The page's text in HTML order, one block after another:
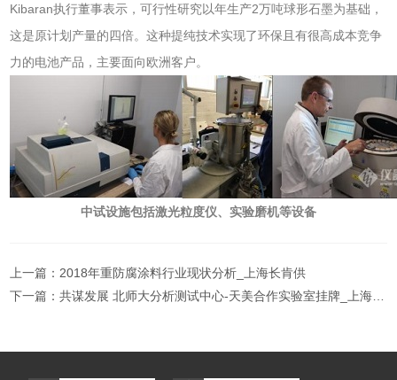
Kibaran执行董事表示，可行性研究以年生产2万吨球形石墨为基础，
这是原计划产量的四倍。这种提纯技术实现了环保且有很高成本竞争
力的电池产品，主要面向欧洲客户。
中试设施包括激光粒度仪、实验磨机等设备
上一篇： 2018年重防腐涂料行业现状分析_上海长肯供
下一篇：共谋发展 北师大分析测试中心-天美合作实验室挂牌_上海长肯供